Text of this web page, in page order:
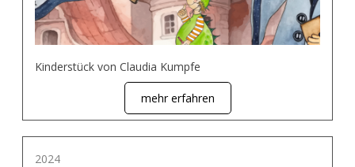
Kinderstück von Claudia Kumpfe
mehr erfahren
2024